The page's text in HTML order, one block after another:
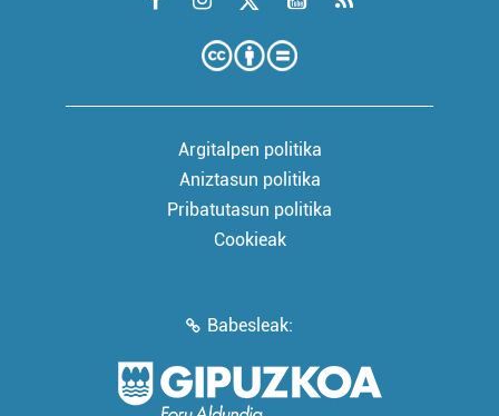
Argitalpen politika
Aniztasun politika
Pribatutasun politika
Cookieak
Babesleak: